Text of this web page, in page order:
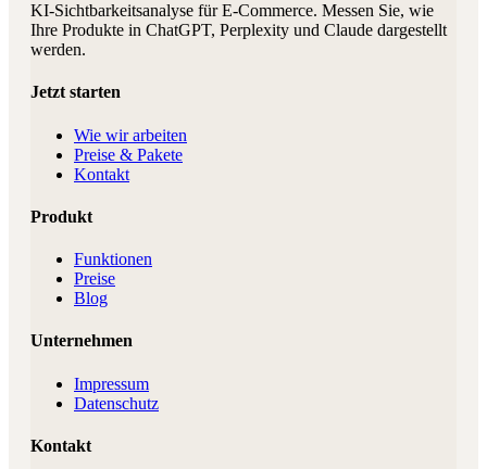
KI-Sichtbarkeitsanalyse für E-Commerce. Messen Sie, wie
Ihre Produkte in ChatGPT, Perplexity und Claude dargestellt
werden.
Jetzt starten
Wie wir arbeiten
Preise & Pakete
Kontakt
Produkt
Funktionen
Preise
Blog
Unternehmen
Impressum
Datenschutz
Kontakt